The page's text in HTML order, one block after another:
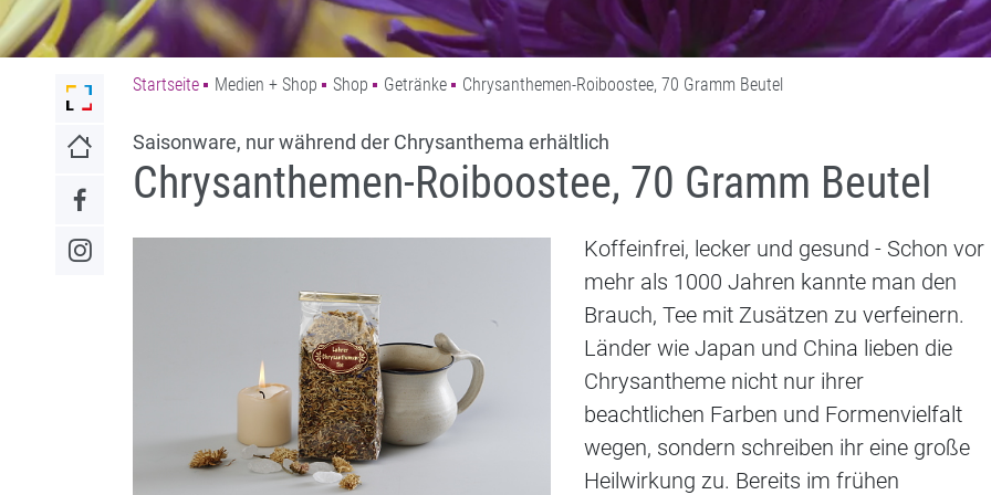
Link zur Startseite der Stadt Lahr
Link zur Startseite
Link zum Facebook-Auftritt
Link zum Instagram-Auftritt
Startseite Medien + Shop Shop Getränke Chrysanthemen-Roiboostee, 70 Gramm Beutel
Saisonware, nur während der Chrysanthema erhältlich
Chrysanthemen-Roiboostee, 70 Gramm Beutel
Koffeinfrei, lecker und gesund - Schon vor
mehr als 1000 Jahren kannte man den
Brauch, Tee mit Zusätzen zu verfeinern.
Länder wie Japan und China lieben die
Chrysantheme nicht nur ihrer
beachtlichen Farben und Formenvielfalt
wegen, sondern schreiben ihr eine große
Heilwirkung zu. Bereits im frühen